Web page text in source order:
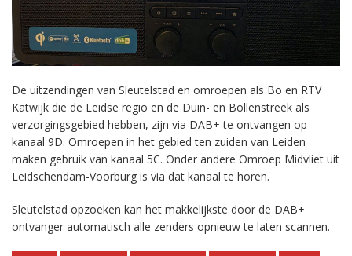
De uitzendingen van Sleutelstad en omroepen als Bo en RTV
Katwijk die de Leidse regio en de Duin- en Bollenstreek als
verzorgingsgebied hebben, zijn via DAB+ te ontvangen op
kanaal 9D. Omroepen in het gebied ten zuiden van Leiden
maken gebruik van kanaal 5C. Onder andere Omroep Midvliet uit
Leidschendam-Voorburg is via dat kanaal te horen.
Sleutelstad opzoeken kan het makkelijkste door de DAB+
ontvanger automatisch alle zenders opnieuw te laten scannen.